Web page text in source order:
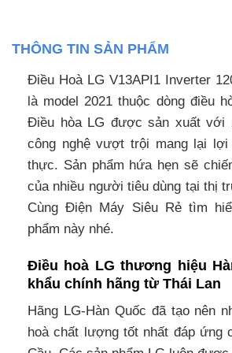
THÔNG TIN SẢN PHẨM
Điều Hoà LG V13API1 Inverter
là model 2021 thuộc dòng điều
Điều hòa LG được sản xuất với
công nghệ vượt trội mang lại
thực. Sản phẩm hứa hẹn sẽ
của nhiều người tiêu dùng tại thị
Cùng Điện Máy Siêu Rẻ tìm
phẩm này nhé.
Điều hoà LG thương hiệu
khẩu chính hãng từ Thái Lan
Hãng LG-Hàn Quốc đã tạo nên
hoà chất lượng tốt nhất đáp ứng